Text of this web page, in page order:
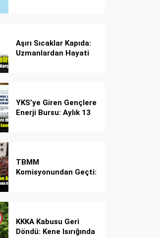
Aşırı Sıcaklar Kapıda:
Uzmanlardan Hayati
YKS’ye Giren Gençlere
Enerji Bursu: Aylık 13
TBMM
Komisyonundan Geçti:
KKKA Kabusu Geri
Döndü: Kene Isırığında